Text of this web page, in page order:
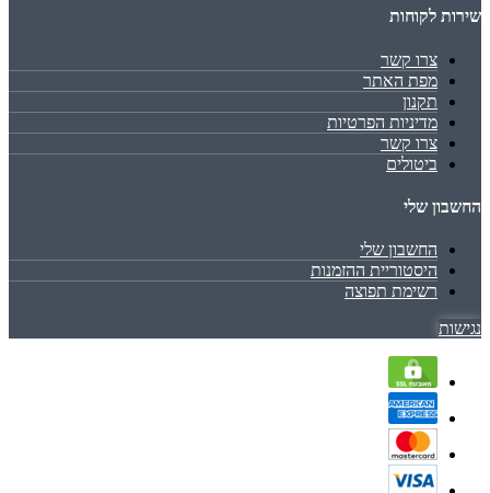
שירות לקוחות
צרו קשר
מפת האתר
תקנון
מדיניות הפרטיות
צרו קשר
ביטולים
החשבון שלי
החשבון שלי
היסטוריית ההזמנות
רשימת תפוצה
נגישות